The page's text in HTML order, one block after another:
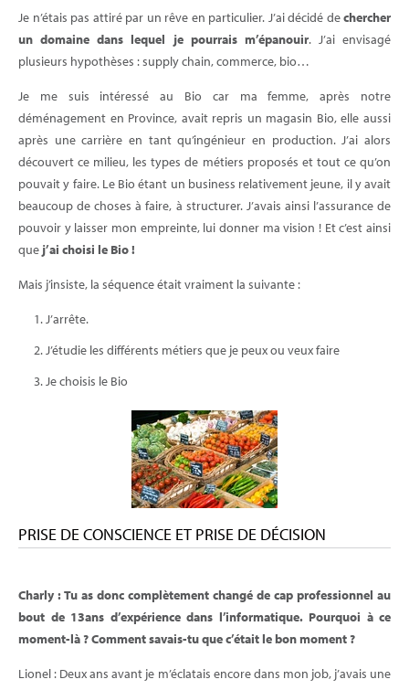
Je n’étais pas attiré par un rêve en particulier. J’ai décidé dechercher
un domaine dans lequel je pourrais m’épanouir. J’ai envisagé
plusieurs hypothèses : supply chain, commerce, bio…
Je me suis intéressé au Bio car ma femme, après notre
déménagement en Province, avait repris un magasin Bio, elle aussi
après une carrière en tant qu’ingénieur en production. J’ai alors
découvert ce milieu, les types de métiers proposés et tout ce qu’on
pouvait y faire. Le Bio étant un business relativement jeune, il y avait
beaucoup de choses à faire, à structurer. J’avais ainsi l’assurance de
pouvoir y laisser mon empreinte, lui donner ma vision ! Et c’est ainsi
que j’ai choisi le Bio !
Mais j’insiste, la séquence était vraiment la suivante :
J’arrête.
J’étudie les différents métiers que je peux ou veux faire
Je choisis le Bio
PRISE DE CONSCIENCE ET PRISE DE DÉCISION
Charly : Tu as donc complètement changé de cap professionnel au
bout de 13ans d’expérience dans l’informatique. Pourquoi à ce
moment-là ? Comment savais-tu que c’était le bon moment ?
Lionel : Deux ans avant je m’éclatais encore dans mon job, j’avais une